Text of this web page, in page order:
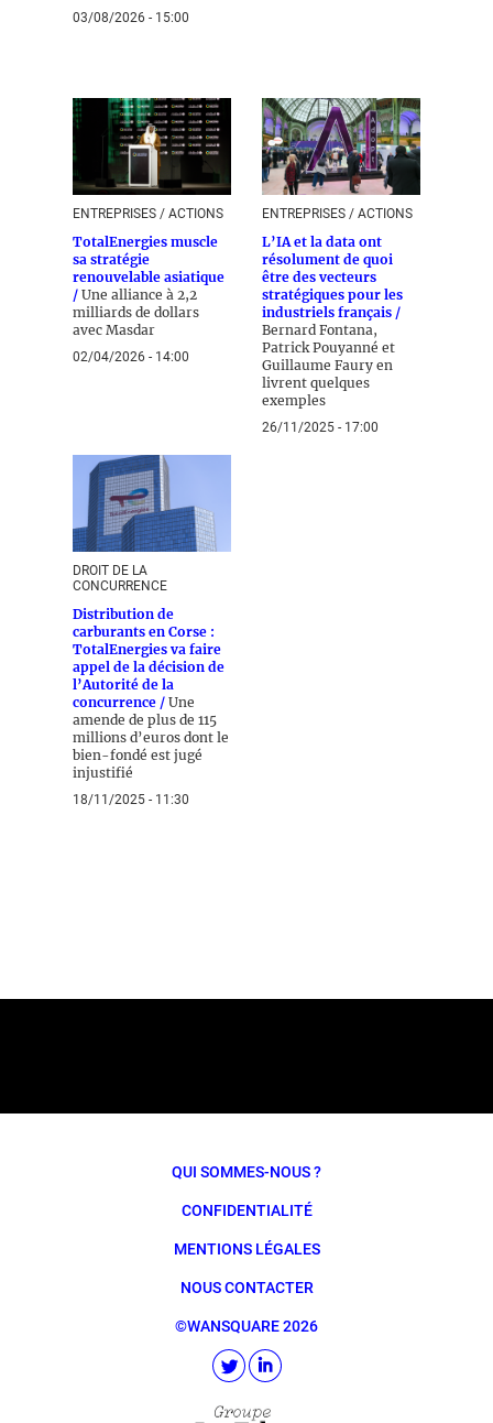
03/08/2026 - 15:00
ENTREPRISES / ACTIONS
TotalEnergies muscle
sa stratégie
renouvelable asiatique
/ Une alliance à 2,2
milliards de dollars
avec Masdar
02/04/2026 - 14:00
ENTREPRISES / ACTIONS
L’IA et la data ont
résolument de quoi
être des vecteurs
stratégiques pour les
industriels français /
Bernard Fontana,
Patrick Pouyanné et
Guillaume Faury en
livrent quelques
exemples
26/11/2025 - 17:00
DROIT DE LA
CONCURRENCE
Distribution de
carburants en Corse :
TotalEnergies va faire
appel de la décision de
l’Autorité de la
concurrence / Une
amende de plus de 115
millions d’euros dont le
bien-fondé est jugé
injustifié
18/11/2025 - 11:30
QUI SOMMES-NOUS ?
CONFIDENTIALITÉ
MENTIONS LÉGALES
NOUS CONTACTER
©WANSQUARE 2026